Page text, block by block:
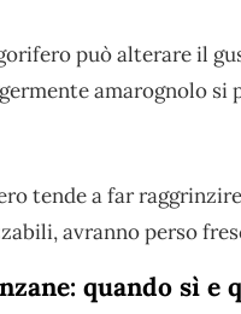
può alterare il
amarognolo
tende a far
avranno perso
quando sì e